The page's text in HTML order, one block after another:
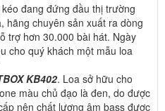
đang đứng đầu thị trường
hãng chuyên sản xuất ra dòng
trợ hơn 30.000 bài hát. Ngày
cho quý khách một mẫu loa
KB402. Loa sở hữu cho
màu chủ đạo là đen, do được
nên chất lượng âm bass được